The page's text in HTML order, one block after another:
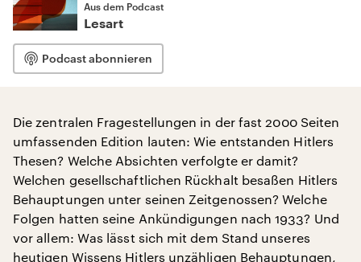
Aus dem Podcast
Lesart
Podcast abonnieren
Die zentralen Fragestellungen in der fast 2000 Seiten
umfassenden Edition lauten: Wie entstanden Hitlers
Thesen? Welche Absichten verfolgte er damit?
Welchen gesellschaftlichen Rückhalt besaßen Hitlers
Behauptungen unter seinen Zeitgenossen? Welche
Folgen hatten seine Ankündigungen nach 1933? Und
vor allem: Was lässt sich mit dem Stand unseres
heutigen Wissens Hitlers unzähligen Behauptungen,